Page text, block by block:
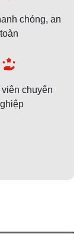
chóng, an
toàn
viên chuyên